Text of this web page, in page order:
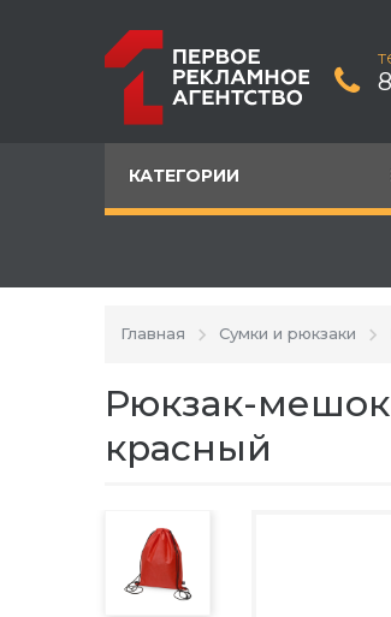
КАТЕГОРИИ
Главная Сумки и рюкзаки
Рюкзак-мешок
красный